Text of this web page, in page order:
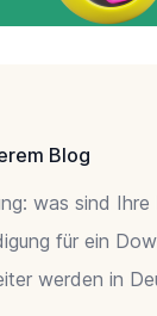
Blog
was sind Ihre
für ein
werden in